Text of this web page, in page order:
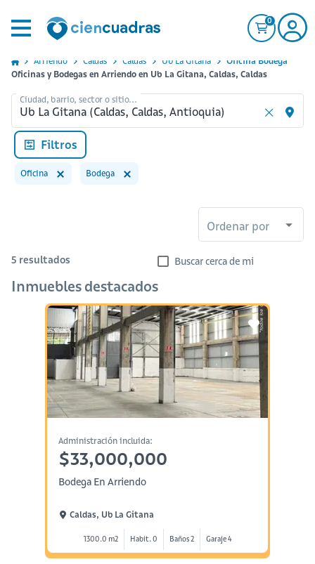
0
Arriendo Caldas Caldas Ub La Gitana
Oficina Bodega
Oficinas y Bodegas en Arriendo en Ub La Gitana, Caldas, Caldas
Ciudad, barrio, sector o sitio...
Filtros
Oficina Bodega
Ordenar por
5 resultados Buscar cerca de mi
Inmuebles destacados
Administración incluida:
$33,000,000
Bodega En Arriendo
Caldas, Ub La Gitana
1300.0 m2 Habit. 0 Baños 2 Garaje 4